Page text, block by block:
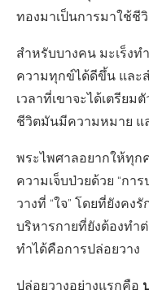
ทองมาเป็นการมาใช้ชี
สำหรับบางคน มะเร็งท
ความทุกข์ได้ดีขึ้น และ
เวลาที่เขาจะได้เตรียม
ชีวิตมันมีความหมาย แ
พระไพศาลอยากให้ทุก
ความเจ็บป่วยด้วย “กา
วางที่ “ใจ” โดยที่ยังคง
บริหารกายที่ยังต้องทำ
ทำได้คือการปล่อยวาง
ปล่อยวางอย่างแรกคือ